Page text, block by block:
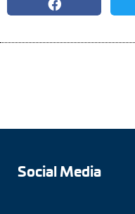
Social Media